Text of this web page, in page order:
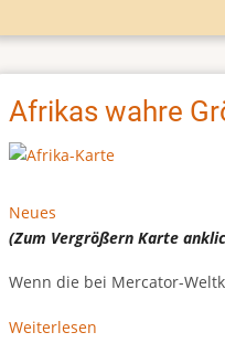
Afrikas wahre
Neues
(Zum VergrößernKarte
Wenn die bei Mercator-
Weiterlesen